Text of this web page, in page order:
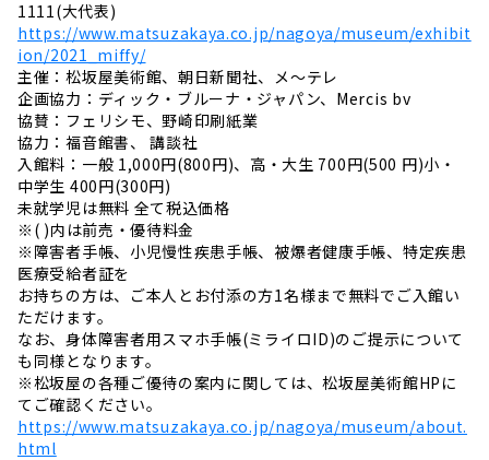
1111(大代表)
https://www.matsuzakaya.co.jp/nagoya/museum/exhibit
ion/2021_miffy/
主催：松坂屋美術館、朝日新聞社、メ〜テレ
企画協力：ディック・ブルーナ・ジャパン、Mercis bv
協賛：フェリシモ、野崎印刷紙業
協力：福音館書、 講談社
入館料：一般 1,000円(800円)、高・大生 700円(500 円)小・
中学生 400円(300円)
未就学児は無料 全て税込価格
※( )内は前売・優待料金
※障害者手帳、小児慢性疾患手帳、被爆者健康手帳、特定疾患
医療受給者証を
お持ちの方は、ご本人とお付添の方1名様まで無料でご入館い
ただけます。
なお、身体障害者用スマホ手帳(ミライロID)のご提示について
も同様となります。
※松坂屋の各種ご優待の案内に関しては、松坂屋美術館HPに
てご確認ください。
https://www.matsuzakaya.co.jp/nagoya/museum/about.
html